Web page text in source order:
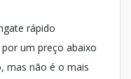
rápido
um preço abaixo
mas não é o mais